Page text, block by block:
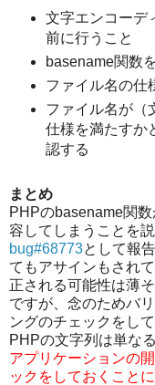
文字エンコーデ
前に行うこと
basename関数
ファイル名の仕
ファイル名が（
仕様を満たすか
認する
まとめ
PHPのbasename関
容してしまうことを
bug#68773として報
てもアサインもされ
正される可能性は薄
ですが、念のためバ
ングのチェックをし
PHPの文字列は単な
アプリケーションの
ックをしておくこと